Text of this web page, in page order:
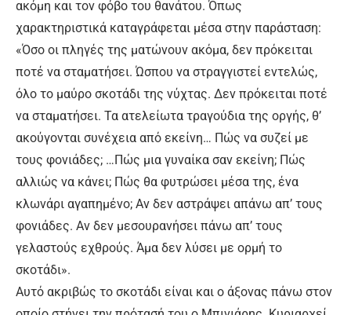
ακόμη και τον φόβο του θανάτου. Όπως
χαρακτηριστικά καταγράφεται μέσα στην παράσταση:
«Όσο οι πληγές της ματώνουν ακόμα, δεν πρόκειται
ποτέ να σταματήσει. Ώσπου να στραγγιστεί εντελώς,
όλο το μαύρο σκοτάδι της νύχτας. Δεν πρόκειται ποτέ
να σταματήσει. Τα ατελείωτα τραγούδια της οργής, θ’
ακούγονται συνέχεια από εκείνη… Πώς να συζεί με
τους φονιάδες; …Πώς μια γυναίκα σαν εκείνη; Πώς
αλλιώς να κάνει; Πώς θα φυτρώσει μέσα της, ένα
κλωνάρι αγαπημένο; Αν δεν αστράψει απάνω απ’ τους
φονιάδες. Αν δεν μεσουρανήσει πάνω απ’ τους
γελαστούς εχθρούς. Άμα δεν λύσει με ορμή το
σκοτάδι».
Αυτό ακριβώς το σκοτάδι είναι και ο άξονας πάνω στον